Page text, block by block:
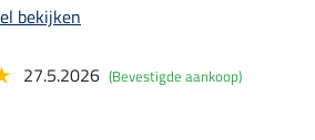
bekijken
27.5.2026 (Bevestigde aankoop)